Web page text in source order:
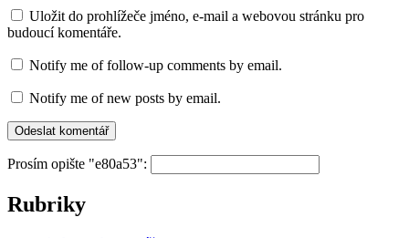
Uložit do prohlížeče jméno, e-mail a webovou stránku pro
budoucí komentáře.
Notify me of follow-up comments by email.
Notify me of new posts by email.
Prosím opište "e80a53":
Rubriky